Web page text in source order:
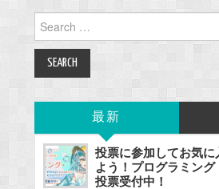
for:
最新
投票に参加してお気に
よう！プログラミン
投票受付中！